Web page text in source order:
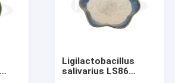
Ligilactobacillus
salivarius LS86